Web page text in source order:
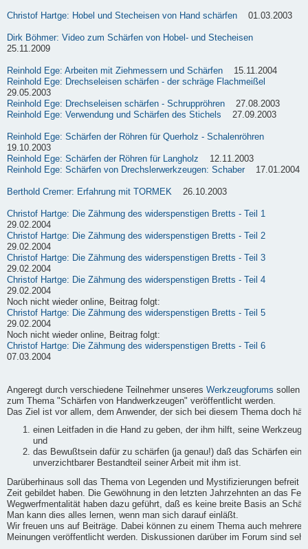
Christof Hartge: Hobel und Stecheisen von Hand schärfen 01.03.2003
Dirk Böhmer: Video zum Schärfen von Hobel- und Stecheisen
25.11.2009
Reinhold Ege: Arbeiten mit Ziehmessern und Schärfen 15.11.2004
Reinhold Ege: Drechseleisen schärfen - der schräge Flachmeißel
29.05.2003
Reinhold Ege: Drechseleisen schärfen - Schruppröhren 27.08.2003
Reinhold Ege: Verwendung und Schärfen des Stichels 27.09.2003
Reinhold Ege: Schärfen der Röhren für Querholz - Schalenröhren
19.10.2003
Reinhold Ege: Schärfen der Röhren für Langholz 12.11.2003
Reinhold Ege: Schärfen von Drechslerwerkzeugen: Schaber 17.01.2004
Berthold Cremer: Erfahrung mit TORMEK 26.10.2003
Christof Hartge: Die Zähmung des widerspenstigen Bretts - Teil 1
29.02.2004
Christof Hartge: Die Zähmung des widerspenstigen Bretts - Teil 2
29.02.2004
Christof Hartge: Die Zähmung des widerspenstigen Bretts - Teil 3
29.02.2004
Christof Hartge: Die Zähmung des widerspenstigen Bretts - Teil 4
29.02.2004
Noch nicht wieder online, Beitrag folgt:
Christof Hartge: Die Zähmung des widerspenstigen Bretts - Teil 5
29.02.2004
Noch nicht wieder online, Beitrag folgt:
Christof Hartge: Die Zähmung des widerspenstigen Bretts - Teil 6
07.03.2004
Angeregt durch verschiedene Teilnehmer unseres Werkzeugforums sollen
zum Thema "Schärfen von Handwerkzeugen" veröffentlicht werden.
Das Ziel ist vor allem, dem Anwender, der sich bei diesem Thema doch
einen Leitfaden in die Hand zu geben, der ihm hilft, seine
und
das Bewußtsein dafür zu schärfen (ja genau!) daß das Schärfen
unverzichtbarer Bestandteil seiner Arbeit mit ihm ist.
Darüberhinaus soll das Thema von Legenden und Mystifizierungen befreit
Zeit gebildet haben. Die Gewöhnung in den letzten Jahrzehnten an das
Wegwerfmentalität haben dazu geführt, daß es keine breite Basis an
Man kann dies alles lernen, wenn man sich darauf einläßt.
Wir freuen uns auf Beiträge. Dabei können zu einem Thema auch mehrere
Meinungen veröffentlicht werden. Diskussionen darüber im Forum sind